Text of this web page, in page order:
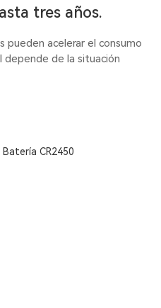
tres años.
pueden acelerar el consumo
depende de la situación
Batería CR2450